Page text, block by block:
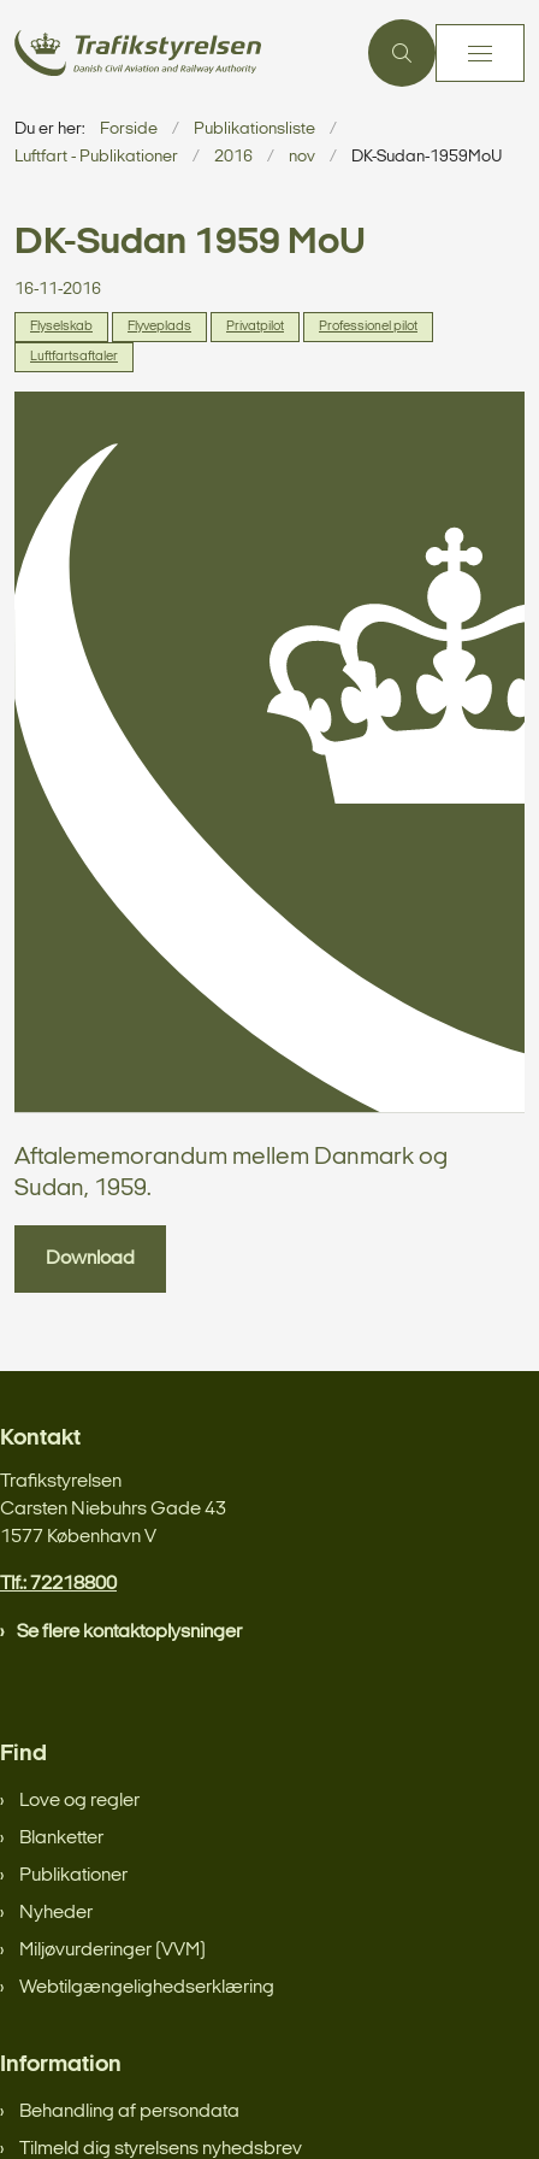
Du er her: Forside
Publikationsliste
Luftfart - Publikationer
2016 nov DK-Sudan-1959MoU
DK-Sudan 1959 MoU
16-11-2016
Flyselskab Flyveplads Privatpilot Professionel pilot
Luftfartsaftaler
Aftalememorandum mellem Danmark og
Sudan, 1959.
Download
Kontakt
Trafikstyrelsen
Carsten Niebuhrs Gade 43
1577 København V
Tlf.: 72218800
Se flere kontaktoplysninger
Find
Love og regler
Blanketter
Publikationer
Nyheder
Miljøvurderinger (VVM)
Webtilgængelighedserklæring
Information
Behandling af persondata
Tilmeld dig styrelsens nyhedsbrev